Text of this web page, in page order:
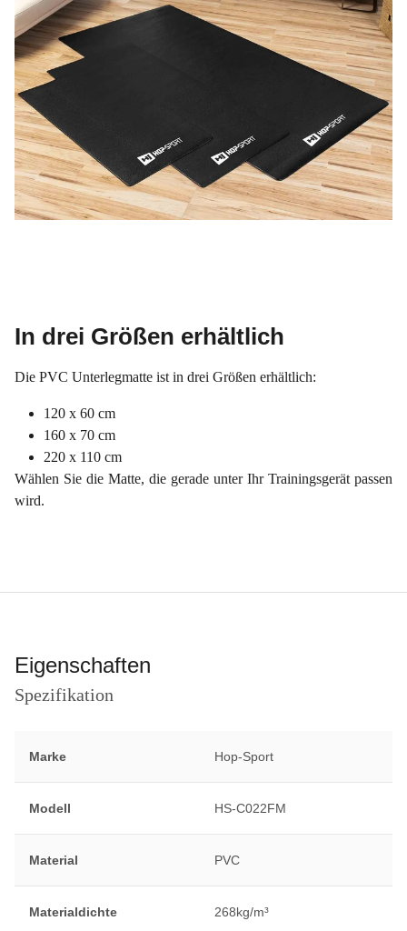
In drei Größen erhältlich
Die PVC Unterlegmatte ist in drei Größen erhältlich:
120 x 60 cm
160 x 70 cm
220 x 110 cm
Wählen Sie die Matte, die gerade unter Ihr Trainingsgerät passen
wird.
Eigenschaften
Spezifikation
Marke Hop-Sport
Modell HS-C022FM
Material PVC
Materialdichte 268kg/m³